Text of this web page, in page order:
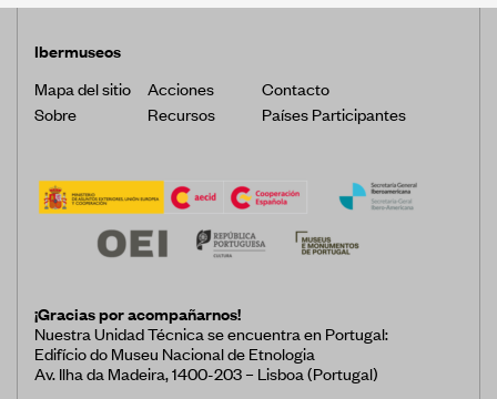
Ibermuseos
Mapa del sitio
Acciones
Contacto
Sobre
Recursos Países Participantes
¡Gracias por acompañarnos!
Nuestra Unidad Técnica se encuentra en Portugal:
Edifício do Museu Nacional de Etnologia
Av. Ilha da Madeira, 1400-203 – Lisboa (Portugal)